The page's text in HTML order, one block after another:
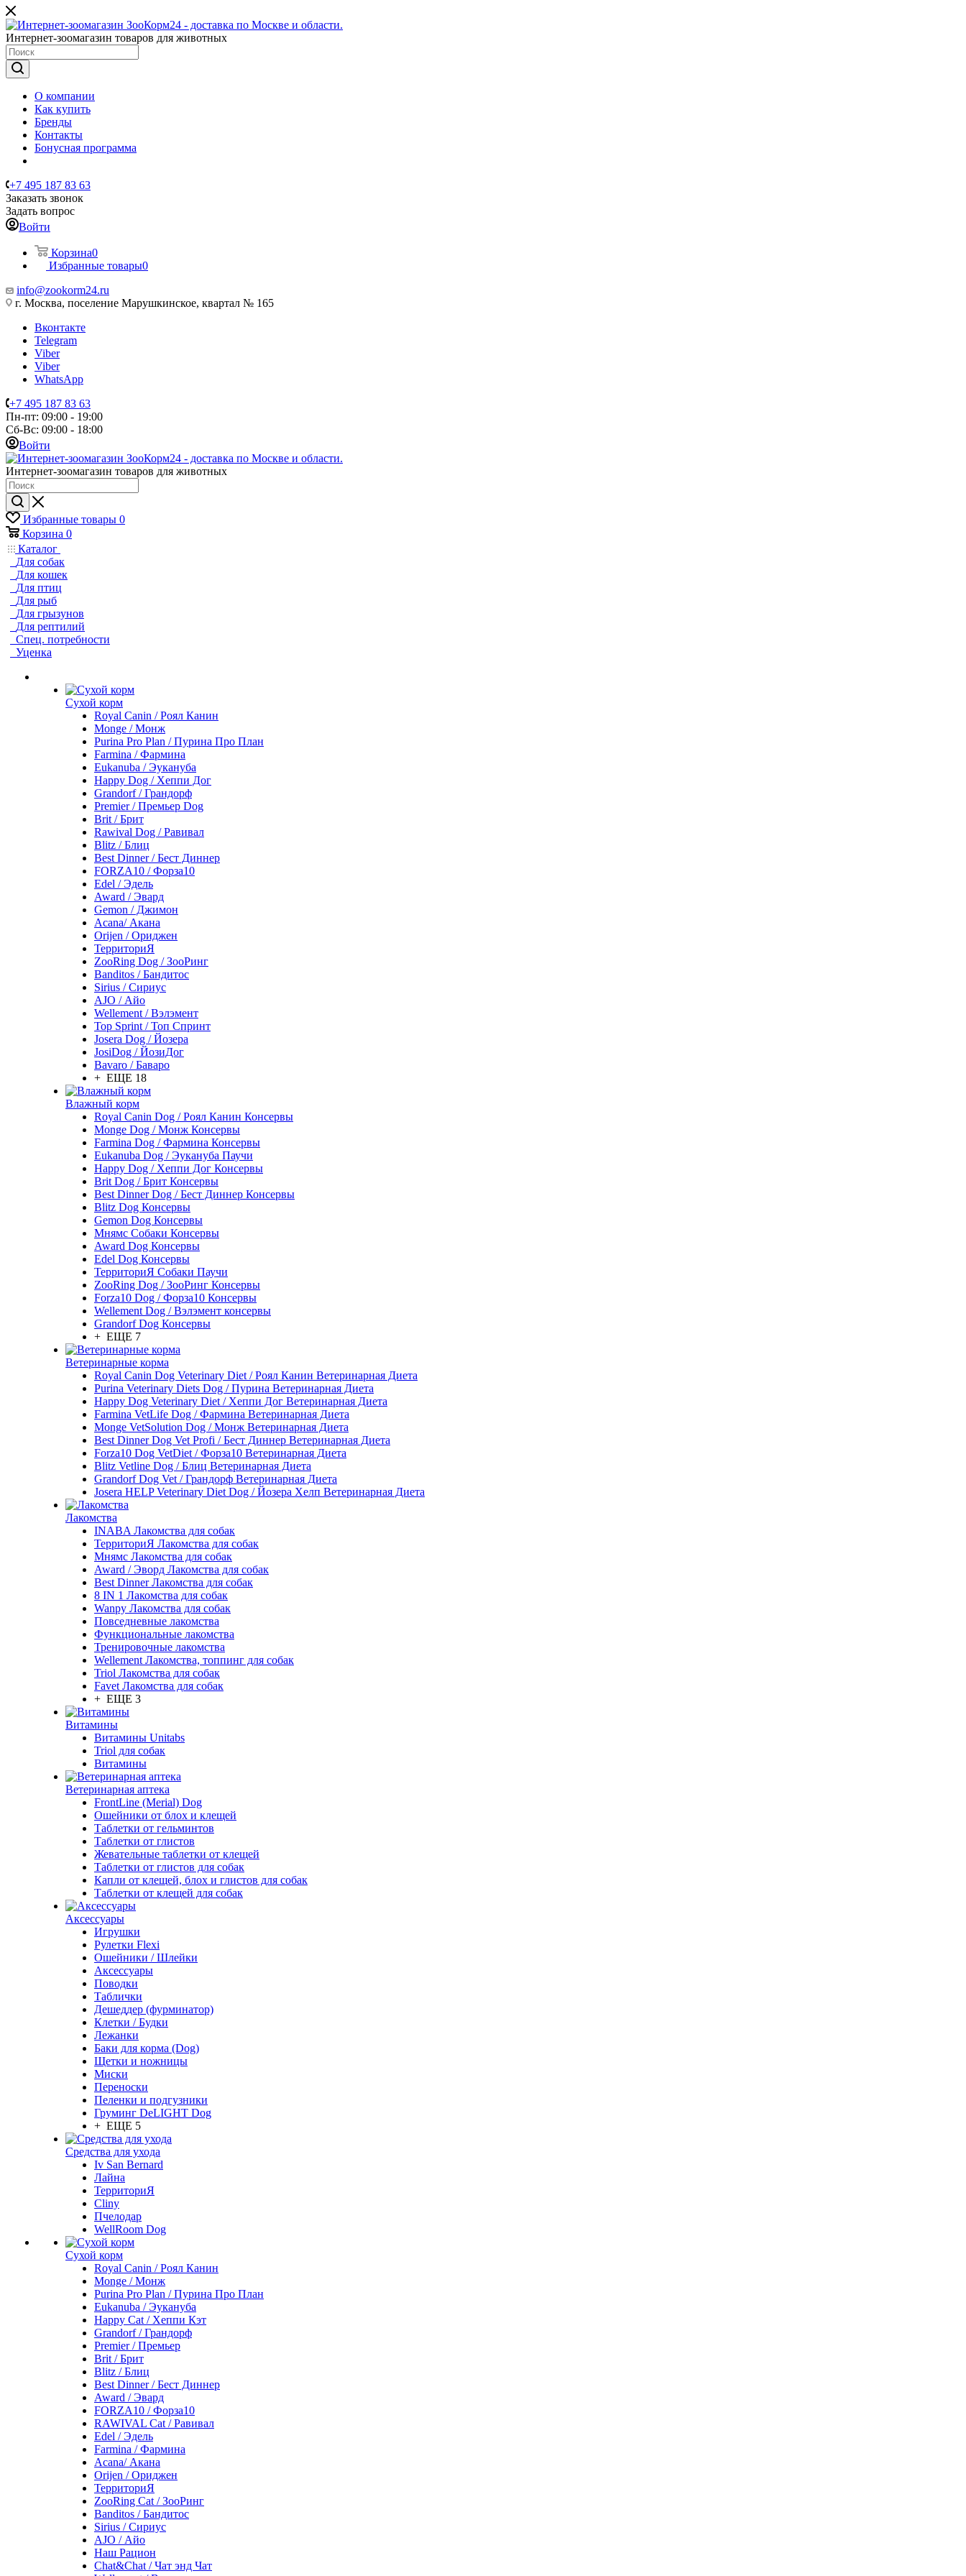
Интернет-зоомагазин товаров для животных
О компании
Как купить
Бренды
Контакты
Бонусная программа
+7 495 187 83 63
Заказать звонок
Задать вопрос
Войти
Корзина0
Избранные товары0
info@zookorm24.ru
г. Москва, поселение Марушкинское, квартал № 165
Вконтакте
Telegram
Viber
Viber
WhatsApp
+7 495 187 83 63
Пн-пт: 09:00 - 19:00
Сб-Вс: 09:00 - 18:00
Войти
Интернет-зоомагазин товаров для животных
Избранные товары 0
Корзина 0
Каталог
Для собак
Для кошек
Для птиц
Для рыб
Для грызунов
Для рептилий
Спец. потребности
Уценка
Сухой корм
Royal Canin / Роял Канин
Monge / Монж
Purina Pro Plan / Пурина Про План
Farmina / Фармина
Eukanuba / Эукануба
Happy Dog / Хеппи Дог
Grandorf / Грандорф
Premier / Премьер Dog
Brit / Брит
Rawival Dog / Равивал
Blitz / Блиц
Best Dinner / Бест Диннер
FORZA10 / Форза10
Edel / Эдель
Award / Эвард
Gemon / Джимон
Acana/ Акана
Orijen / Ориджен
ТерриториЯ
ZooRing Dog / ЗооРинг
Banditos / Бандитос
Sirius / Сириус
AJO / Айо
Wellement / Вэлэмент
Top Sprint / Топ Спринт
Josera Dog / Йозера
JosiDog / ЙозиДог
Bavaro / Баваро
+ ЕЩЕ 18
Влажный корм
Royal Canin Dog / Роял Канин Консервы
Monge Dog / Монж Консервы
Farmina Dog / Фармина Консервы
Eukanuba Dog / Эукануба Паучи
Happy Dog / Хеппи Дог Консервы
Brit Dog / Брит Консервы
Best Dinner Dog / Бест Диннер Консервы
Blitz Dog Консервы
Gemon Dog Консервы
Мнямс Собаки Консервы
Award Dog Консервы
Edel Dog Консервы
ТерриториЯ Собаки Паучи
ZooRing Dog / ЗооРинг Консервы
Forza10 Dog / Форза10 Консервы
Wellement Dog / Вэлэмент консервы
Grandorf Dog Консервы
+ ЕЩЕ 7
Ветеринарные корма
Royal Canin Dog Veterinary Diet / Роял Канин Ветеринарная Диета
Purina Veterinary Diets Dog / Пурина Ветеринарная Диета
Happy Dog Veterinary Diet / Хеппи Дог Ветеринарная Диета
Farmina VetLife Dog / Фармина Ветеринарная Диета
Monge VetSolution Dog / Монж Ветеринарная Диета
Best Dinner Dog Vet Profi / Бест Диннер Ветеринарная Диета
Forza10 Dog VetDiet / Форза10 Ветеринарная Диета
Blitz Vetline Dog / Блиц Ветеринарная Диета
Grandorf Dog Vet / Грандорф Ветеринарная Диета
Josera HELP Veterinary Diet Dog / Йозера Хелп Ветеринарная Диета
Лакомства
INABA Лакомства для собак
ТерриториЯ Лакомства для собак
Мнямс Лакомства для собак
Award / Эворд Лакомства для собак
Best Dinner Лакомства для собак
8 IN 1 Лакомства для собак
Wanpy Лакомства для собак
Повседневные лакомства
Функциональные лакомства
Тренировочные лакомства
Wellement Лакомства, топпинг для собак
Triol Лакомства для собак
Favet Лакомства для собак
+ ЕЩЕ 3
Витамины
Витамины Unitabs
Triol для собак
Витамины
Ветеринарная аптека
FrontLine (Merial) Dog
Ошейники от блох и клещей
Таблетки от гельминтов
Таблетки от глистов
Жевательные таблетки от клещей
Таблетки от глистов для собак
Капли от клещей, блох и глистов для собак
Таблетки от клещей для собак
Аксессуары
Игрушки
Рулетки Flexi
Ошейники / Шлейки
Аксессуары
Поводки
Таблички
Дешеддер (фурминатор)
Клетки / Будки
Лежанки
Баки для корма (Dog)
Щетки и ножницы
Миски
Переноски
Пеленки и подгузники
Груминг DeLIGHT Dog
+ ЕЩЕ 5
Средства для ухода
Iv San Bernard
Лайна
ТерриториЯ
Cliny
Пчелодар
WellRoom Dog
Сухой корм
Royal Canin / Роял Канин
Monge / Монж
Purina Pro Plan / Пурина Про План
Eukanuba / Эукануба
Happy Cat / Хеппи Кэт
Grandorf / Грандорф
Premier / Премьер
Brit / Брит
Blitz / Блиц
Best Dinner / Бест Диннер
Award / Эвард
FORZA10 / Форза10
RAWIVAL Cat / Равивал
Edel / Эдель
Farmina / Фармина
Acana/ Акана
Orijen / Ориджен
ТерриториЯ
ZooRing Cat / ЗооРинг
Banditos / Бандитос
Sirius / Сириус
AJO / Айо
Наш Рацион
Chat&Chat / Чат энд Чат